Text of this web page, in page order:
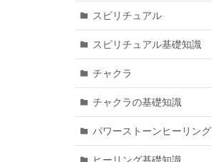
スピリチュアル
スピリチュアル基礎知識
チャクラ
チャクラの基礎知識
パワーストーンヒーリング
ヒーリング基礎知識